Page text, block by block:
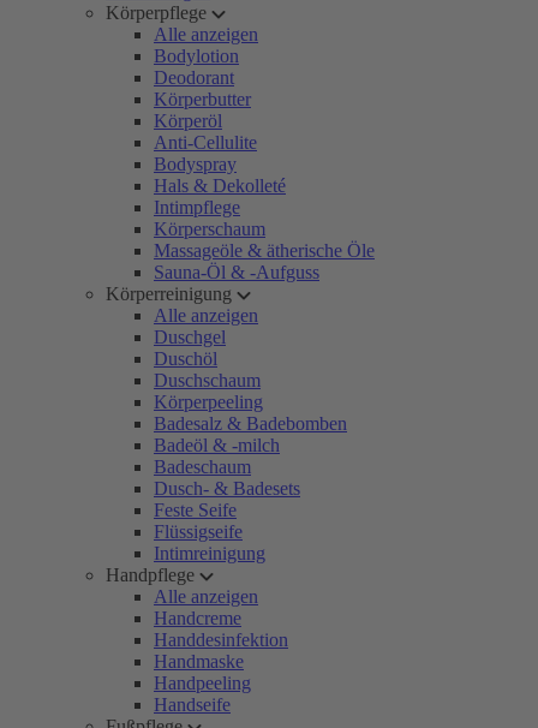
Körperpflege
Alle anzeigen
Bodylotion
Deodorant
Körperbutter
Körperöl
Anti-Cellulite
Bodyspray
Hals & Dekolleté
Intimpflege
Körperschaum
Massageöle & ätherische Öle
Sauna-Öl & -Aufguss
Körperreinigung
Alle anzeigen
Duschgel
Duschöl
Duschschaum
Körperpeeling
Badesalz & Badebomben
Badeöl & -milch
Badeschaum
Dusch- & Badesets
Feste Seife
Flüssigseife
Intimreinigung
Handpflege
Alle anzeigen
Handcreme
Handdesinfektion
Handmaske
Handpeeling
Handseife